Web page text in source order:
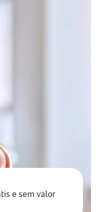
e sem valor